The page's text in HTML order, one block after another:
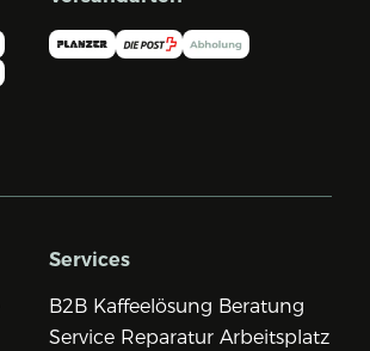
Services
B2B Kaffeelösung Beratung
Service Reparatur Arbeitsplatz